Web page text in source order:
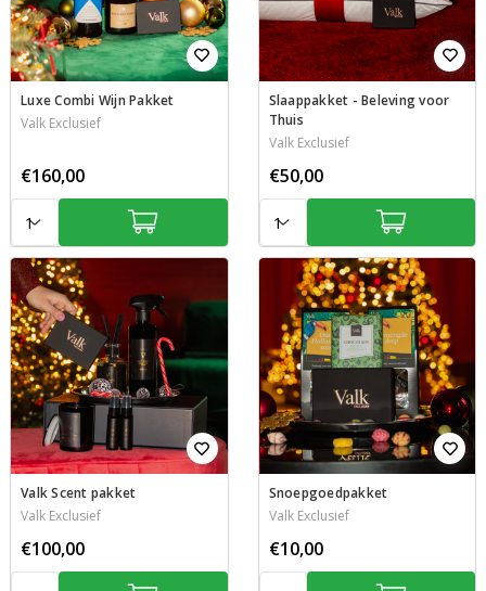
Luxe Combi Wijn Pakket
Valk Exclusief
€160,00
Slaappakket - Beleving voor
Thuis
Valk Exclusief
€50,00
Valk Scent pakket
Valk Exclusief
€100,00
Snoepgoedpakket
Valk Exclusief
€10,00